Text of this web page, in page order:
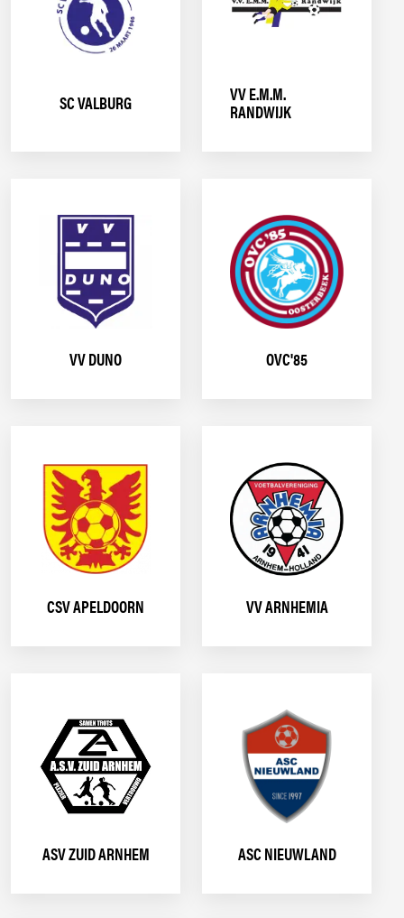
SC VALBURG
VV E.M.M.
RANDWIJK
VV DUNO OVC'85
CSV APELDOORN VV ARNHEMIA
ASV ZUID ARNHEM ASC NIEUWLAND